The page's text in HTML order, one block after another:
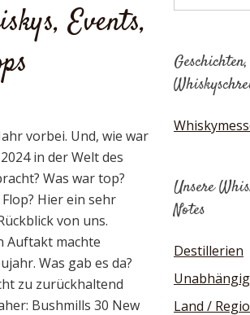
Events,
vorbei. Und, wie war
in der Welt des
Was war top?
Hier ein sehr
von uns.
Auftakt machte
Was gab es da?
zu zurückhaltend
Bushmills 30 New
Unsere
Notes
Destillerien
Land /